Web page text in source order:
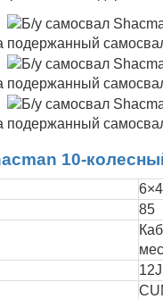
подержанный
подержанный
подержанный
10-
85